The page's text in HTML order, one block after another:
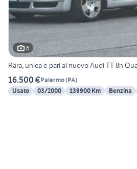
6
Rara, unica e pari al nuovo Audi TT 8n
16.500 €Palermo(PA)
Usato
03/2000 139900 Km Benzina